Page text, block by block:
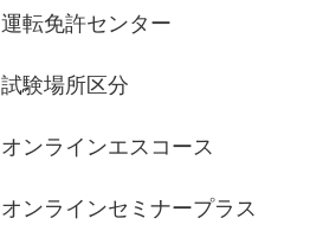
運転免許センター
試験場所区分
オンラインエスコース
オンラインセミナープラス